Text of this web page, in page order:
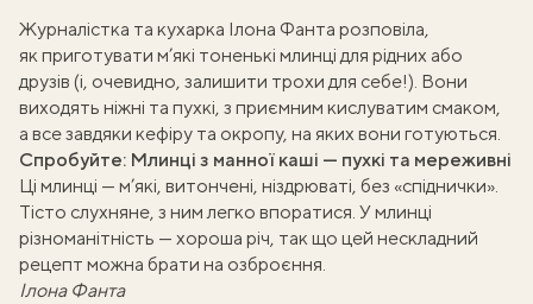
Журналістка та кухарка Ілона Фанта розповіла,
як приготувати м’які тоненькі млинці для рідних або
друзів (і, очевидно, залишити трохи для себе!). Вони
виходять ніжні та пухкі, з приємним кислуватим смаком,
а все завдяки кефіру та окропу, на яких вони готуються.
Спробуйте: Млинці з манної каші — пухкі та мереживні
Ці млинці — м’які, витончені, ніздрюваті, без «спіднички».
Тісто слухняне, з ним легко впоратися. У млинці
різноманітність — хороша річ, так що цей нескладний
рецепт можна брати на озброєння.
Ілона Фанта